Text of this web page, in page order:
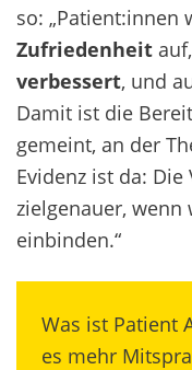
so: „Patient:innen
Zufriedenheit
verbessert, und
Damit ist die
gemeint, an der
Evidenz ist da: Die
zielgenauer,
einbinden.“
Was ist Patient
es mehr